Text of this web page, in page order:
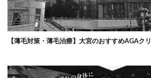
【薄毛対策・薄毛治療】大宮のおすすめAGAク